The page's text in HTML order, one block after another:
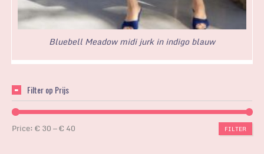
Bluebell Meadow midi jurk in indigo blauw
Filter op Prijs
FILTER
Price:€ 30—€ 40